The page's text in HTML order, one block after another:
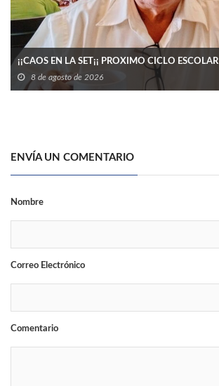
¡¡CAOS EN LA SET¡¡ PROXIMO CICLO ESCOLAR
8 de agosto de 2026
ENVÍA UN COMENTARIO
Nombre
Correo Electrónico
Comentario